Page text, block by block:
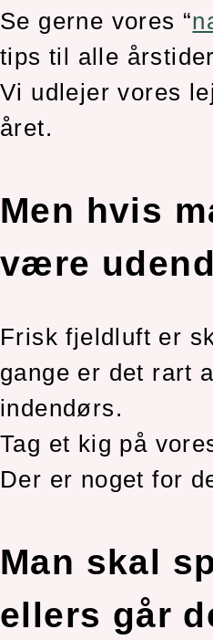
Se gerne vores “
tips til alle
Vi udlejer vores
året.
Men hvis
være
Frisk fjeldluft er
gange er det rart
indendørs.
Tag et kig på
Der er noget for
Man skal
ellers går